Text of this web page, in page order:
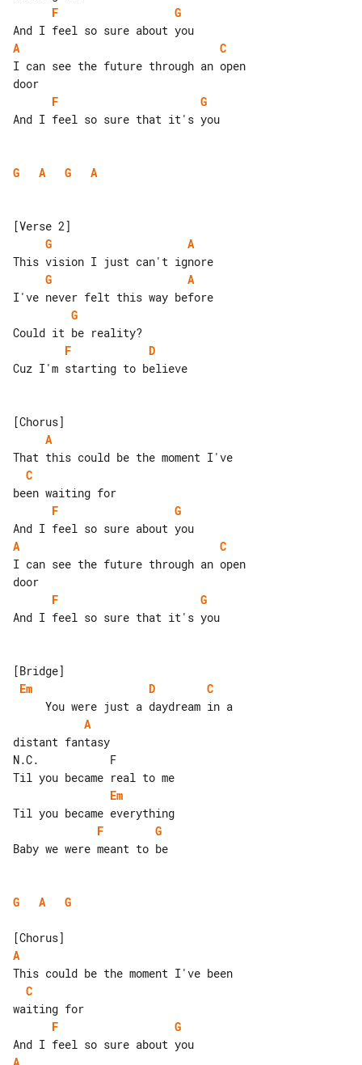
F
G
A
C
I can see the future through an open
F
G
And I feel so sure that it's you
G A G A
G
A
G
A
G
F
D
Cuz I'm starting to believe
A
C
F
G
A
C
I can see the future through an open
F
G
And I feel so sure that it's you
Em
D
C
A
distant fantasy
N.C.           F
Em
F
G
Baby we were meant to be
G A G
A
C
F
G